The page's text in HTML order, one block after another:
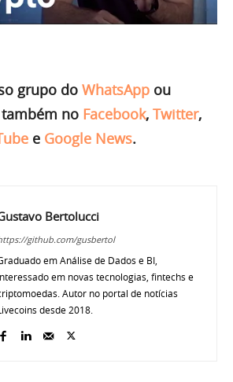
grupo do WhatsApp ou
também no Facebook, Twitter,
e Google News.
Bertolucci
github.com/gusbertol
em Análise de Dados e BI,
em novas tecnologias, fintechs e
Autor no portal de notícias
desde 2018.